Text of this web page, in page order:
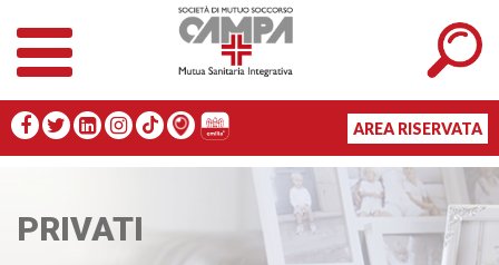
AREA RISERVATA
PRIVATI